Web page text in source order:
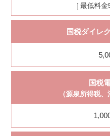
[ 最低料
国税ダイレ
国税
（源泉所得税、